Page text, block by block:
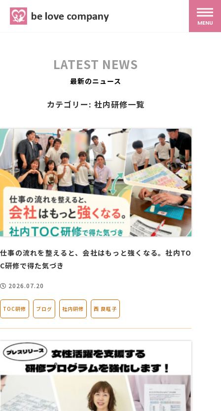
MENU
MG研修
スタッフ紹介
最新ブログ
採用情報
LATEST NEWS
最新のニュース
カテゴリー: 社内研修一覧
仕事の流れを整えると、会社はもっと強くなる。社内TO
C研修で得た気づき
2026.07.20
TOC研修 ブログ 社内研修 西 良旺子